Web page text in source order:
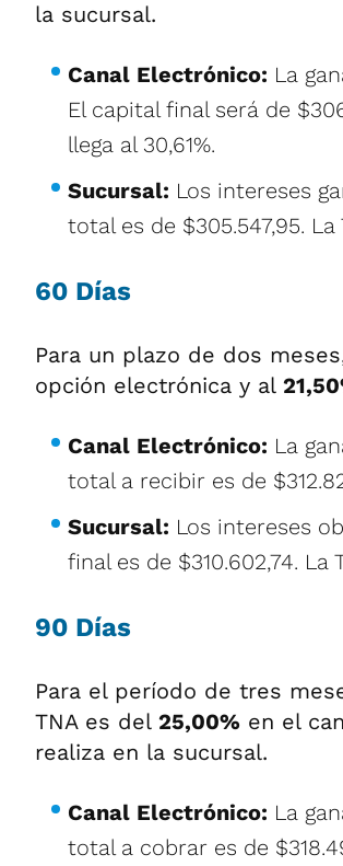
la sucursal.
Canal Electrónico: La
El capital final será de
llega al 30,61%.
Sucursal: Los intereses
total es de $305.547,95. La
60 Días
Para un plazo de dos
opción electrónica y al
Canal Electrónico: La
total a recibir es de
Sucursal: Los intereses
final es de $310.602,74. La
90 Días
Para el período de tres
TNA es del 25,00% en el
realiza en la sucursal.
Canal Electrónico: La
total a cobrar es de